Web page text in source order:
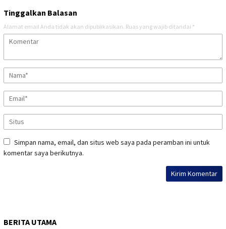
Tinggalkan Balasan
Alamat email Anda tidak akan dipublikasikan. Ruas yang wajib ditandai *
Simpan nama, email, dan situs web saya pada peramban ini untuk
komentar saya berikutnya.
BERITA UTAMA